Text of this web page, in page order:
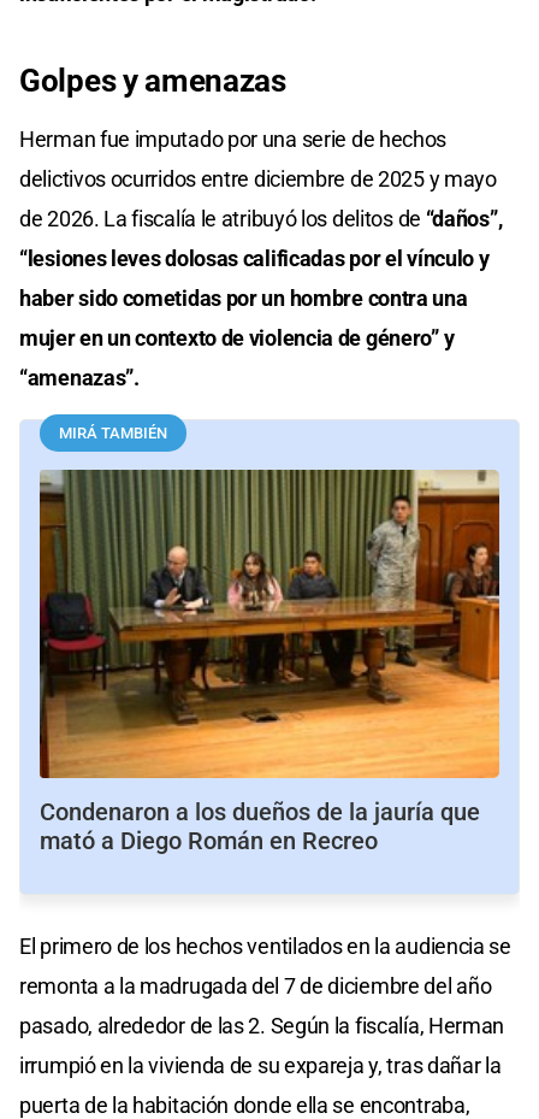
Golpes y amenazas
Herman fue imputado por una serie de hechos
delictivos ocurridos entre diciembre de 2025 y mayo
de 2026. La fiscalía le atribuyó los delitos de “daños”,
“lesiones leves dolosas calificadas por el vínculo y
haber sido cometidas por un hombre contra una
mujer en un contexto de violencia de género” y
“amenazas”.
MIRÁ TAMBIÉN
Condenaron a los dueños de la jauría que
mató a Diego Román en Recreo
El primero de los hechos ventilados en la audiencia se
remonta a la madrugada del 7 de diciembre del año
pasado, alrededor de las 2. Según la fiscalía, Herman
irrumpió en la vivienda de su expareja y, tras dañar la
puerta de la habitación donde ella se encontraba,